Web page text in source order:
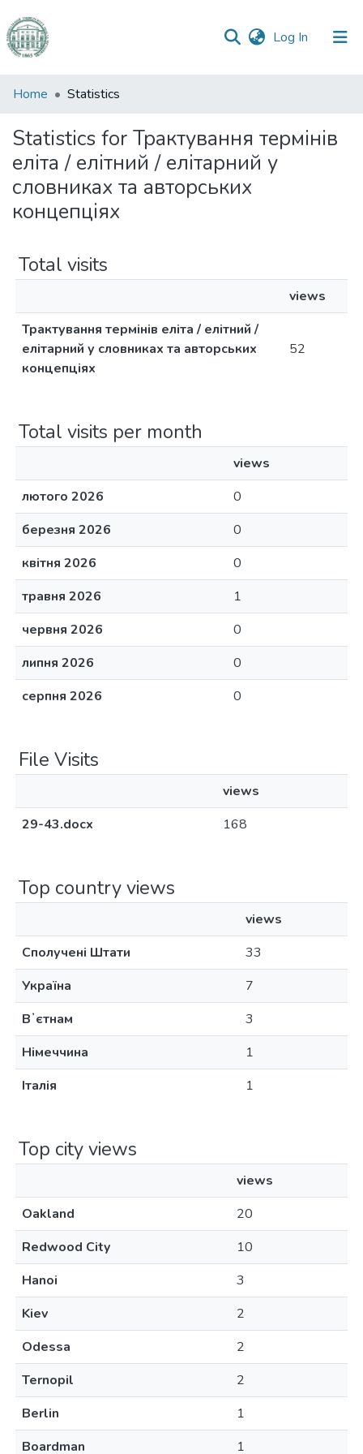
Log In (current)
Communities
Collections
All of DSpace
Home Statistics
Statistics for Трактування термінів
еліта / елітний / елітарний у
словниках та авторських
концепціях
Total visits
views
Трактування термінів еліта / елітний /
елітарний у словниках та авторських
концепціях
52
Total visits per month
views
лютого 2026
0
березня 2026
0
квітня 2026
0
травня 2026
1
червня 2026
0
липня 2026
0
серпня 2026
0
File Visits
views
29-43.docx
168
Top country views
views
Сполучені Штати
33
Україна
7
Вʼєтнам
3
Німеччина
1
Італія
1
Top city views
views
Oakland
20
Redwood City
10
Hanoi
3
Kiev
2
Odessa
2
Ternopil
2
Berlin
1
Boardman
1